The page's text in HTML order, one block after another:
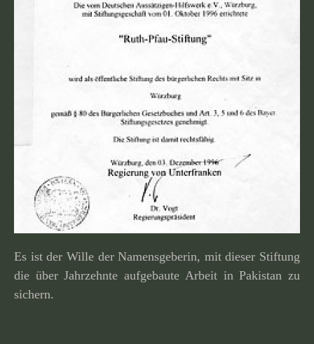
Es ist der Wille der Namensgeberin, mit dieser Stiftung
die über Jahrzehnte aufge­baute Arbeit in Pakistan zu
sichern.